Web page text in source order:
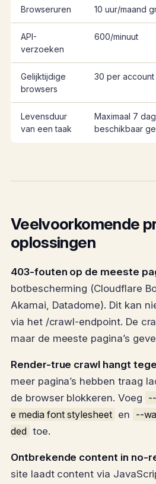
Browseruren 10 uur/maand
API-
verzoeken
600/minuut
Gelijktijdige
browsers
30 per account
Levensduur
van een taak
Maximaal 7
beschikbaar
Veelvoorkomende
oplossingen
403-fouten op de meeste
botbescherming (Cloudflare
Akamai, Datadome). Dit kan
via het /crawl-endpoint. De
maar de meeste pagina’s
Render-true crawl hangt
meer pagina’s hebben traag
de browser blokkeren. Voeg
e media font stylesheet en --
ded toe.
Ontbrekende content in no-
site laadt content via